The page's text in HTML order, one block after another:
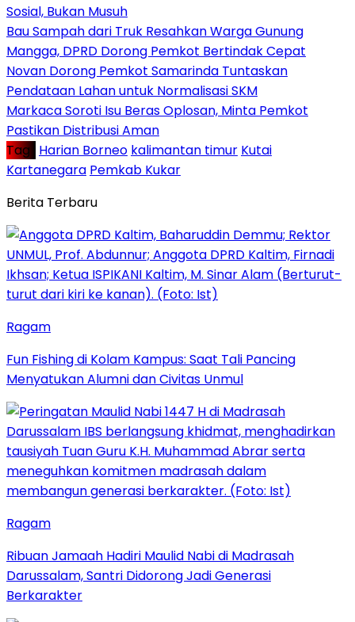
Sosial, Bukan Musuh
Bau Sampah dari Truk Resahkan Warga Gunung
Mangga, DPRD Dorong Pemkot Bertindak Cepat
Novan Dorong Pemkot Samarinda Tuntaskan
Pendataan Lahan untuk Normalisasi SKM
Markaca Soroti Isu Beras Oplosan, Minta Pemkot
Pastikan Distribusi Aman
Tag : Harian Borneo kalimantan timur Kutai
Kartanegara Pemkab Kukar
Berita Terbaru
Ragam
Fun Fishing di Kolam Kampus: Saat Tali Pancing
Menyatukan Alumni dan Civitas Unmul
Ragam
Ribuan Jamaah Hadiri Maulid Nabi di Madrasah
Darussalam, Santri Didorong Jadi Generasi
Berkarakter